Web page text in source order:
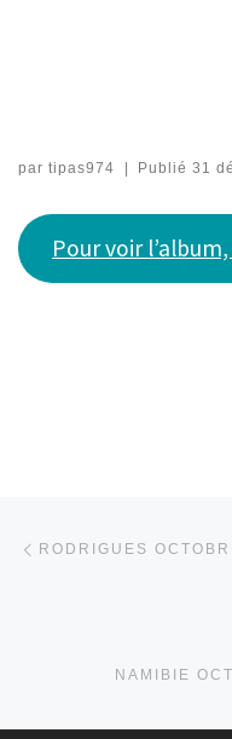
par tipas974 Publié31
Pour voir
RODRIGUES
NAMIBIE